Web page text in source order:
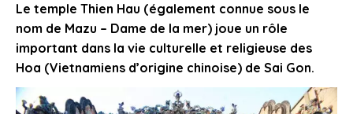
Le temple Thien Hau (également connue sous le
nom de Mazu – Dame de la mer) joue un rôle
important dans la vie culturelle et religieuse des
Hoa (Vietnamiens d’origine chinoise) de Sai Gon.